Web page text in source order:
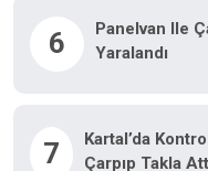
6
Panelvan Ile
Yaralandı
7
Kartal’da
Çarpıp Takla